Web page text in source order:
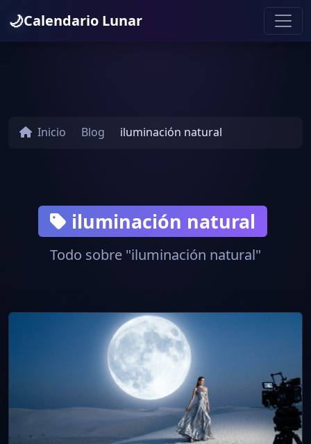
🌙Calendario Lunar
Inicio Blog iluminación natural
iluminación natural
Todo sobre "iluminación natural"